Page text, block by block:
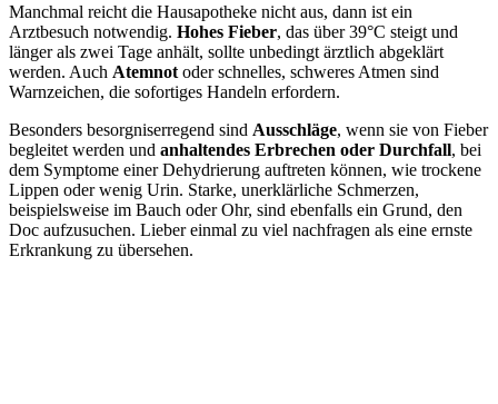
Manchmal reicht die Hausapotheke nicht aus, dann ist ein
Arztbesuch notwendig. Hohes Fieber, das über 39°C steigt und
länger als zwei Tage anhält, sollte unbedingt ärztlich abgeklärt
werden. Auch Atemnot oder schnelles, schweres Atmen sind
Warnzeichen, die sofortiges Handeln erfordern.
Besonders besorgniserregend sind Ausschläge, wenn sie von Fieber
begleitet werden und anhaltendes Erbrechen oder Durchfall, bei
dem Symptome einer Dehydrierung auftreten können, wie trockene
Lippen oder wenig Urin. Starke, unerklärliche Schmerzen,
beispielsweise im Bauch oder Ohr, sind ebenfalls ein Grund, den
Doc aufzusuchen. Lieber einmal zu viel nachfragen als eine ernste
Erkrankung zu übersehen.